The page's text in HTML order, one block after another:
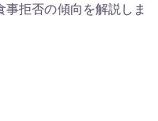
事拒否の傾向を解説しま